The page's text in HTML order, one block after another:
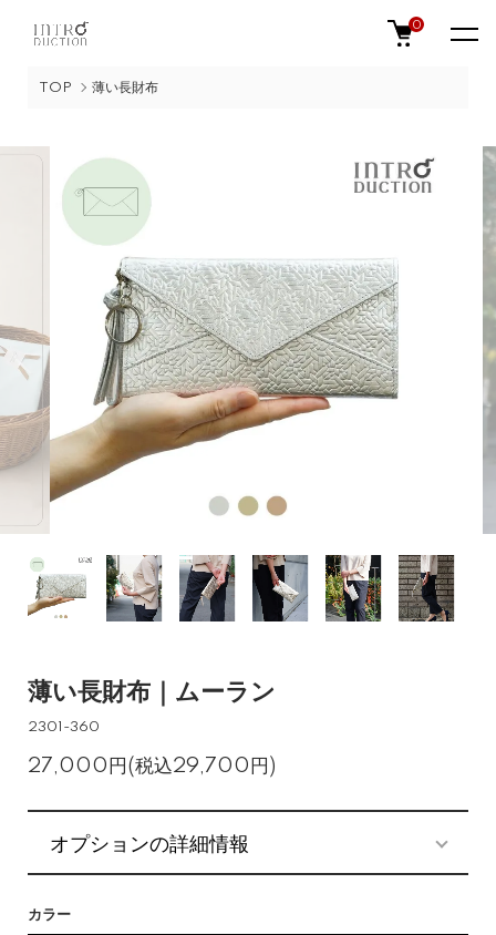
0
TOP 薄い長財布
薄い長財布｜ムーラン
2301-360
27,000円(税込29,700円)
オプションの詳細情報
カラー